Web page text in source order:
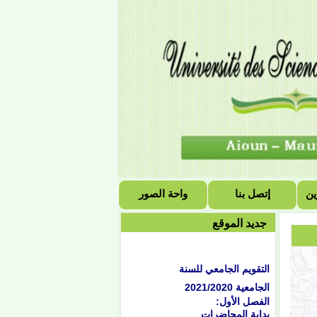
واحة الصور إتصل بنا
جديد الموقع
التقويم الجامعي للسنة
الجامعية 2021/2020
الفصل الأول:
بداية المحاضرات